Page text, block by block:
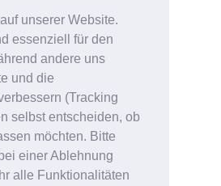
unserer Website.
essenziell für den
andere uns
und die
(Tracking
selbst entscheiden, ob
möchten. Bitte
einer Ablehnung
alle Funktionalitäten